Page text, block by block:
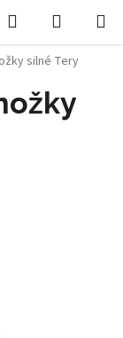
Hledat
KOŠÍK
silné Tery